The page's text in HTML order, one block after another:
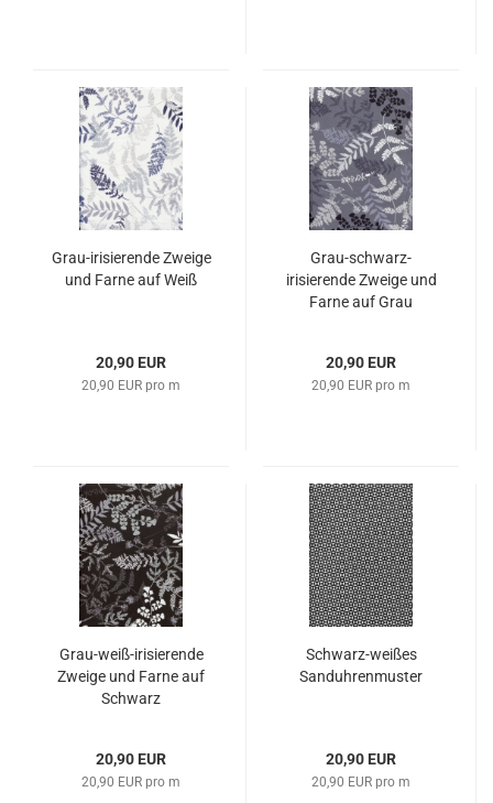
Grau-irisierende Zweige
und Farne auf Weiß
20,90 EUR
20,90 EUR pro m
Grau-schwarz-
irisierende Zweige und
Farne auf Grau
20,90 EUR
20,90 EUR pro m
Grau-weiß-irisierende
Zweige und Farne auf
Schwarz
20,90 EUR
20,90 EUR pro m
Schwarz-weißes
Sanduhrenmuster
20,90 EUR
20,90 EUR pro m